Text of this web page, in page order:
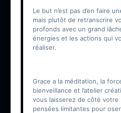
Le but n’est pas d’en faire
mais plutôt de retranscrire
profonds avec un grand
énergies et les actions qui
réaliser.
Grace a la méditation, la
bienveillance et l’atelier
vous laisserez de côté
pensées limitantes pour